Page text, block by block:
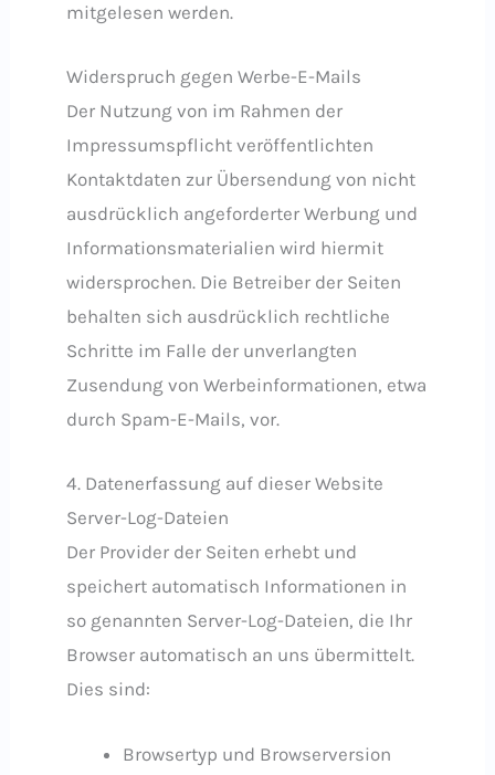
mitgelesen werden.
Widerspruch gegen Werbe-E-Mails
Der Nutzung von im Rahmen der
Impressumspflicht veröffentlichten
Kontaktdaten zur Übersendung von nicht
ausdrücklich angeforderter Werbung und
Informationsmaterialien wird hiermit
widersprochen. Die Betreiber der Seiten
behalten sich ausdrücklich rechtliche
Schritte im Falle der unverlangten
Zusendung von Werbeinformationen, etwa
durch Spam-E-Mails, vor.
4. Datenerfassung auf dieser Website
Server-Log-Dateien
Der Provider der Seiten erhebt und
speichert automatisch Informationen in
so genannten Server-Log-Dateien, die Ihr
Browser automatisch an uns übermittelt.
Dies sind:
Browsertyp und Browserversion